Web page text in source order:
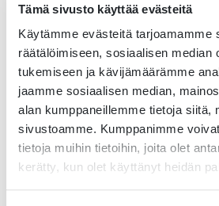
Tämä sivusto käyttää evästeitä
Käytämme evästeitä tarjoamamme
räätälöimiseen, sosiaalisen median
tukemiseen ja kävijämäärämme
jaamme sosiaalisen median,
alan kumppaneillemme tietoja siitä,
sivustoamme. Kumppanimme
tietoja muihin tietoihin, joita olet
kerätty, kun olet käyttänyt heidän
Lähetä hakemuksesilinkin kautta
tulevaisuuden
MIG/MAG-hitsaaja
Vaasa | Isoplus Suomi Oy
Haku alkaa17. joulukuuta 2025ja
helmikuuta 2026, klo 23.59
Tarjoamme